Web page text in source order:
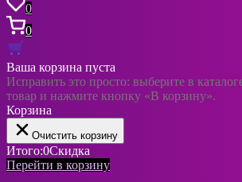
0
0
Ваша корзина пуста
Исправить это просто: выберите в
товар и нажмите кнопку «В корзину».
Корзина
Очистить корзину
Итого:0Скидка
Перейти в корзину